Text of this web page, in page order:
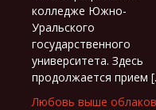
колледже Южно-
Уральского
государственного
университета. Здесь
продолжается прием
Любовь выше